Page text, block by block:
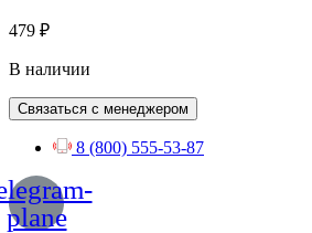
479 ₽
В наличии
Связаться с менеджером
8 (800) 555-53-87
plane